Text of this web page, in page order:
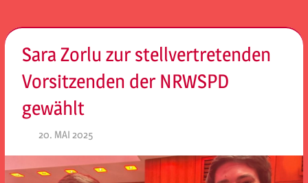
Sara Zorlu zur stellvertretenden
Vorsitzenden der NRWSPD
gewählt
20. MAI 2025